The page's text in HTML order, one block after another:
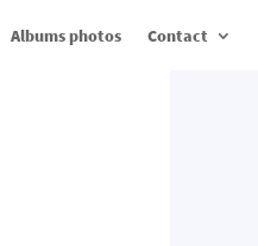
Albums photos Contact